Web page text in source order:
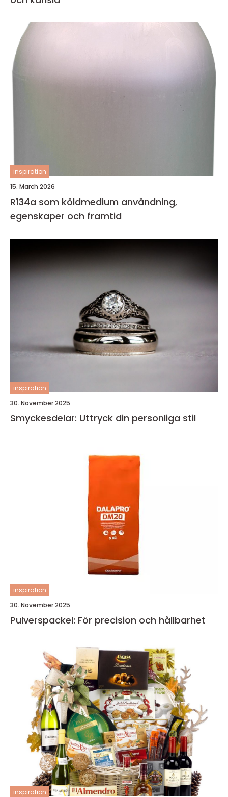
inspiration
15. March 2026
R134a som köldmedium användning,
egenskaper och framtid
inspiration
30. November 2025
Smyckesdelar: Uttryck din personliga stil
inspiration
30. November 2025
Pulverspackel: För precision och hållbarhet
inspiration